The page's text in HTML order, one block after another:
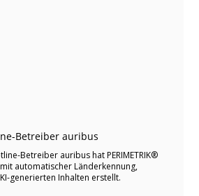
Betreiber auribus
Betreiber auribus hat PERIMETRIK®
automatischer Länderkennung,
generierten Inhalten erstellt.